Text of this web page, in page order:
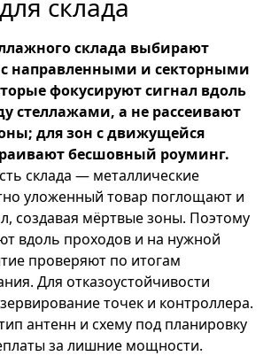
склада
склада выбирают
с направленными и секторными
фокусируют сигнал вдоль
стеллажами, а не рассеивают
для зон с движущейся
бесшовный роуминг.
склада — металлические
уложенный товар поглощают и
создавая мёртвые зоны. Поэтому
вдоль проходов и на нужной
проверяют по итогам
Для отказоустойчивости
точек и контроллера.
антенн и схему под планировку
за лишние мощности.